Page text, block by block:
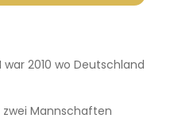
2010 wo Deutschland
Mannschaften